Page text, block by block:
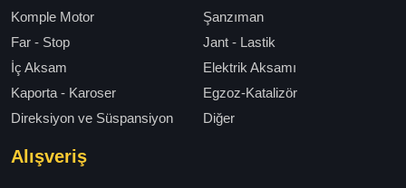
Komple Motor
Şanzıman
Far - Stop
Jant - Lastik
İç Aksam
Elektrik Aksamı
Kaporta - Karoser
Egzoz-Katalizör
Direksiyon ve Süspansiyon
Diğer
Alışveriş